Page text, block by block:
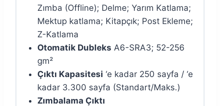
Zımba (Offline); Delme; Yarım Katlama;
Mektup katlama; Kitapçık; Post Ekleme;
Z-Katlama
Otomatik Dubleks A6-SRA3; 52-256
gm²
Çıktı Kapasitesi ‘e kadar 250 sayfa / ‘e
kadar 3.300 sayfa (Standart/Maks.)
Zımbalama Çıktı